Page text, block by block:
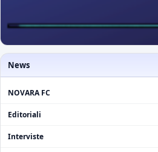
News
NOVARA FC
Editoriali
Interviste